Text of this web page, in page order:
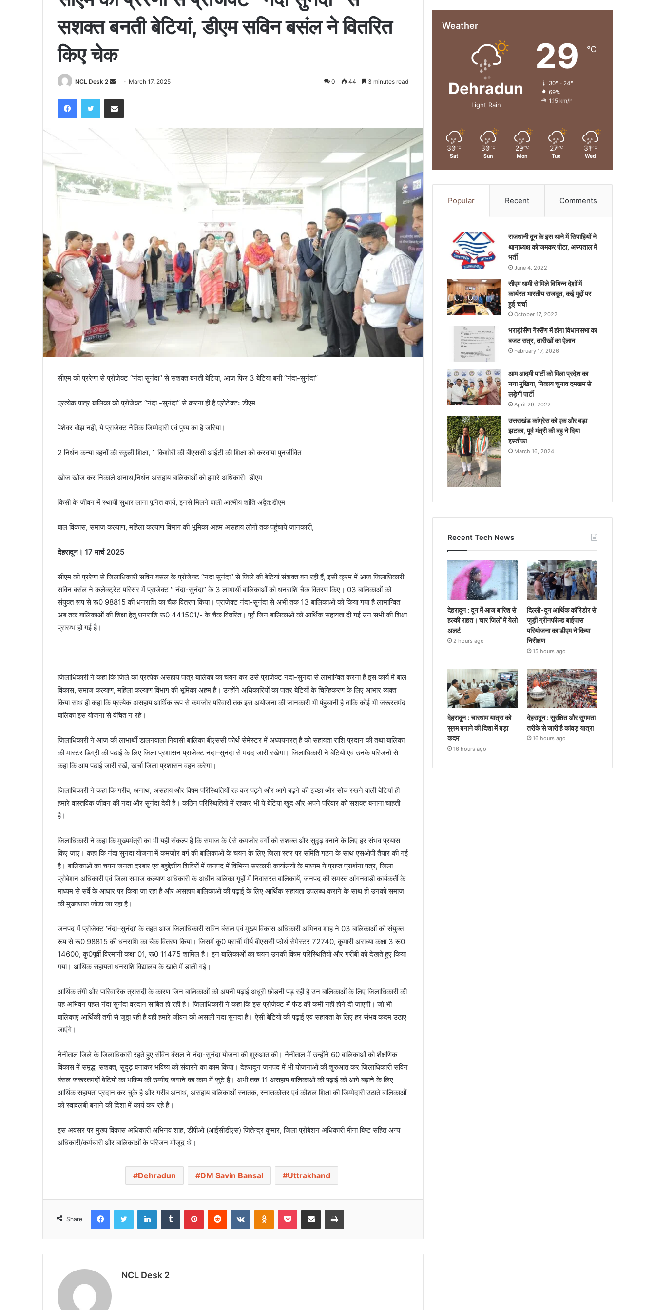
सशक्त बनती बेटियां, डीएम सविन बसंल ने वितरित
किए चेक
NCL Desk 2
n
d
i
l
March 17, 2025 0 44 3 minutes read
सीएम की प्ररेणा से प्रोजेक्ट ‘‘नंदा सुनंदा’’ से सशक्त बनती बेटियां, आज फिर 3 बेटियां बनी ‘‘नंदा-सुनंदा’’
प्रत्येक पात्र बालिका को प्रोजेक्ट ‘‘नंदा -सुनंदा’’ से करना ही है प्रोटेक्टः डीएम
पेशेवर बोझ नही, ये प्राजेक्ट नैतिक जिम्मेदारी एवं पुण्य का है जरिया।
2 निर्धन कन्या बहनों की स्कूली शिक्षा, 1 किशोरी की बीएससी आईटी की शिक्षा को करवाया पुनर्जीवित
खोज खोज कर निकाले अनाथ,निर्धन असहाय बालिकाओं को हमारे अधिकारीः डीएम
किसी के जीवन में स्थायी सुधार लाना पूनित कार्य, इनसे मिलने वाली आत्मीय शांति अद्वैत:डीएम
बाल विकास, समाज कल्याण, महिला कल्याण विभाग की भूमिका अहम असहाय लोगों तक पहुंचाये जानकारी,
देहरादून। 17 मार्च 2025
सीएम की प्ररेणा से जिलाधिकारी सविन बसंल के प्रोजेक्ट ‘‘नंदा सुनंदा’’ से जिले की बेटियां संशक्त बन रही हैं, इसी क्रम में आज जिलाधिकारी
सविन बसंल ने कलेेक्ट्रेट परिसर में प्राजेक्ट ‘‘ नंदा-सुनंदा’’ के 3 लाभार्थी बालिकाओं को धनराशि चैक वितरण किए। 03 बालिकाओं को
संयुक्त रूप से रू0 98815 की धनराशि का चैक वितरण किया। प्राजेक्ट नंदा-सुनंदा से अभी तक 13 बालिकाओं को किया गया है लाभान्वित
अब तक बालिकाओं की शिक्षा हेतु धनराशि रू0 441501/- के चैक वितरित। पूर्व जिन बालिकाओं को आर्थिक सहायता दी गई उन सभी की शिक्षा
प्रारम्भ हो गई है।
जिलाधिकारी ने कहा कि जिले की प्रत्येक असहाय पात्र बालिका का चयन कर उसे प्राजेक्ट नंदा-सुनंदा से लाभान्वित करना है इस कार्य में बाल
विकास, समाज कल्याण, महिला कल्याण विभाग की भूमिका अहम है। उन्होंने अधिकारियों का पात्र बेटियों के चिन्हिकरण के लिए आभार व्यक्त
किया साथ ही कहा कि प्रत्येक असहाय आर्थिक रूप से कमजोर परिवारों तक इस अयोजना की जानकारी भी पंहुचानी है ताकि कोई भी जरूरतमंद
बालिका इस योजना से वंचित न रहे।
जिलाधिकारी ने आज की लाभार्थी डालनवाला निवासी बालिका बीएससी फोर्थ सेमेस्टर में अध्ययनरत् है को सहायता राशि प्रदान की तथा बालिका
की मास्टर डिग्री की पढाई के लिए जिला प्रशासन प्राजेक्ट नंदा-सुनंदा से मदद जारी रखेगा। जिलाधिकारी ने बेटियों एवं उनके परिजनों से
कहा कि आप पढाई जारी रखें, खर्चा जिला प्रशासन वहन करेगा।
जिलाधिकारी ने कहा कि गरीब, अनाथ, असहाय और विषम परिस्थितियों रह कर पढ़ने और आगे बढ़ने की इच्छा और सोच रखने वाली बेटियां ही
हमारे वास्तविक जीवन की नंदा और सुनंदा देवी है। कठिन परिस्थितियों में रहकर भी ये बेटियां खुद और अपने परिवार को सशक्त बनाना चाहती
है।
जिलाधिकारी ने कहा कि मुख्यमंत्री का भी यही संकल्प है कि समाज के ऐसे कमजोर वर्गाे को सशक्त और सुदृढ़ बनाने के लिए हर संभव प्रयास
किए जाए। कहा कि नंदा सुनंदा योजना में कमजोर वर्ग की बालिकाओं के चयन के लिए जिला स्तर पर समिति गठन के साथ एसओपी तैयार की गई
है। बालिकाओं का चयन जनता दरबार एवं बहुद्देशीय शिविरों में जनपद में विभिन्न सरकारी कार्यालयों के माध्यम ये प्राप्त प्रार्थना पत्र, जिला
प्रोबेशन अधिकारी एवं जिला समाज कल्याण अधिकारी के अधीन बालिका गृहों में निवासरत बालिकायें, जनपद की समस्त आंगनवाड़ी कार्यकर्ती के
माध्यम से सर्वे के आधार पर किया जा रहा है और असहाय बालिकाओं की पढ़ाई के लिए आर्थिक सहायता उपलब्ध कराने के साथ ही उनको समाज
की मुख्यधारा जोडा जा रहा है।
जनपद में प्रोजेक्ट ‘नंदा-सुनंदा’ के तहत आज जिलाधिकारी सविन बंसल एवं मुख्य विकास अधिकारी अभिनव शाह ने 03 बालिकाओं को संयुक्त
रूप से रू0 98815 की धनराशि का चैक वितरण किया। जिसमें कु0 प्रार्ची मौर्य बीएससी फोर्थ सेमेस्टर 72740, कुमारी अराध्या कक्षा 3 रू0
14600, कु0पूर्वी विरमानी कक्षा 01, रू0 11475 शामिल है। इन बालिकाओं का चयन उनकी विषम परिस्थितियों और गरीबी को देखते हुए किया
गया। आर्थिक सहायता धनराशि विद्यालय के खाते में डाली गई।
आर्थिक तंगी और पारिवारिक त्रासदी के कारण जिन बालिकाओं को अपनी पढ़ाई अधूरी छोड़नी पड़ रही है उन बालिकाओं के लिए जिलाधिकारी की
यह अभिवन पहल नंदा सुनंदा वरदान साबित हो रही है। जिलाधिकारी ने कहा कि इस प्रोजेक्ट में फंड की कमी नही होने दी जाएगी। जो भी
बालिकाएं आर्थिकी तंगी से जुझ रही है वही हमारे जीवन की असली नंदा सुंनदा है। ऐसी बेटियों की पढ़ाई एवं सहायता के लिए हर संभव कदम उठाए
जाएंगे।
नैनीताल जिले के जिलाधिकारी रहते हुए संविन बंसल ने नंदा-सुनंदा योजना की शुरुआत की। नैनीताल में उन्होंने 60 बालिकाओं को शैक्षणिक
विकास में समृद्ध, सशक्त, सुदृढ़ बनाकर भविष्य को संवारने का काम किया। देहरादून जनपद में भी योजनाओं की शुरुआत कर जिलाधिकारी सविन
बंसल जरूरतमंदों बेटियों का भविष्य की उम्मीद जगाने का काम में जुटे है। अभी तक 11 असहाय बालिकाओं की पढ़़ाई को आगे बढ़ाने के लिए
आर्थिक सहायता प्रदान कर चुके है और गरीब अनाथ, असहाय बालिकाओं स्नातक, स्नात्तकोत्तर एवं कौशल शिक्षा की जिम्मेदारी उठाते बालिकाओं
को स्वावलंबी बनाने की दिशा में कार्य कर रहे हैं।
इस अवसर पर मुख्य विकास अधिकारी अभिनव शाह, डीपीओ (आईसीडीएस) जितेन्द्र कुमार, जिला प्रोबेशन अधिकारी मीना बिष्ट सहित अन्य
अधिकारी/कर्मचारी और बालिकाओं के परिजन मौजूद थे।
Dehradun DM Savin Bansal Uttrakhand
Share
NCL Desk 2
Weather
Dehradun
Light Rain
29 ℃
30º - 24º
69%
1.15 km/h
30 ℃
Sat
30 ℃
Sun
29 ℃
Mon
27 ℃
Tue
31 ℃
Wed
Popular Recent Comments
राजधानी दून के इस थाने में सिपाहियों ने
थानाध्यक्ष को जमकर पीटा, अस्पताल में
भर्ती
June 4, 2022
सीएम धामी से मिले विभिन्न देशों में
कार्यरत भारतीय राजदूत, कई मुद्दों पर
हुई चर्चा
October 17, 2022
भराड़ीसैंण गैरसैंण में होगा विधानसभा का
बजट सत्र, तारीखों का ऐलान
February 17, 2026
आम आदमी पार्टी को मिला प्रदेश का
नया मुखिया, निकाय चुनाव दमखम से
लड़ेगी पार्टी
April 29, 2022
उत्तराखंड कांग्रेस को एक और बड़ा
झटका, पूर्व मंत्री की बहु ने दिया
इस्तीफा
March 16, 2024
Recent Tech News
देहरादून : दून में आज बारिश से
हल्की राहत। चार जिलों में येलो
अलर्ट
2 hours ago
दिल्ली-दून आर्थिक कॉरिडोर से
जुड़ी ग्रीनफील्ड बाईपास
परियोजना का डीएम ने किया
निरीक्षण
15 hours ago
देहरादून : चारधाम यात्रा को
सुगम बनाने की दिशा में बड़ा
कदम
16 hours ago
देहरादून : सुरक्षित और सुगमता
तरीके से जारी है कांवड़ यात्रा
16 hours ago